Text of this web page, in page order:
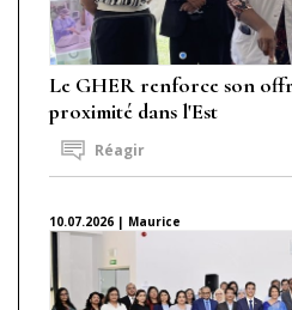
Le GHER renforce son
proximité dans l'Est
Réagir
10.07.2026 | Maurice